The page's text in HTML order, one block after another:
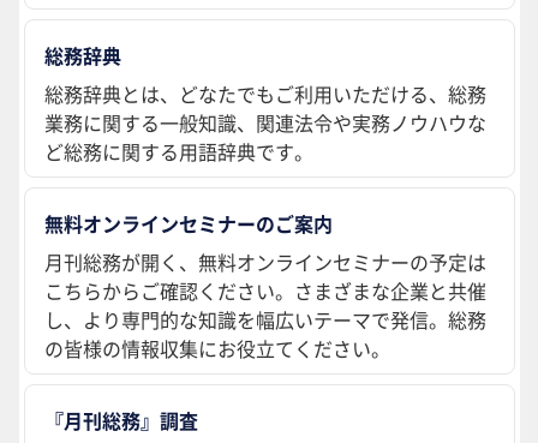
総務辞典
総務辞典とは、どなたでもご利用いただける、総務
業務に関する一般知識、関連法令や実務ノウハウな
ど総務に関する用語辞典です。
無料オンラインセミナーのご案内
月刊総務が開く、無料オンラインセミナーの予定は
こちらからご確認ください。さまざまな企業と共催
し、より専門的な知識を幅広いテーマで発信。総務
の皆様の情報収集にお役立てください。
『月刊総務』調査